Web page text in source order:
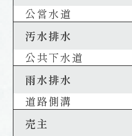
公営水道
汚水排水
公共下水道
雨水排水
道路側溝
売主